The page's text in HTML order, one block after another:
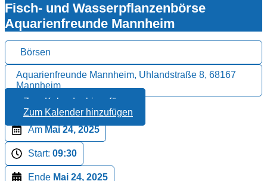
Fisch- und Wasserpflanzenbörse
Aquarienfreunde Mannheim
Börsen
Aquarienfreunde Mannheim, Uhlandstraße 8, 68167
Mannheim
Zum Kalender hinzufügen
Zum Kalender hinzufügen
Am Mai 24, 2025
Start: 09:30
Ende Mai 24, 2025